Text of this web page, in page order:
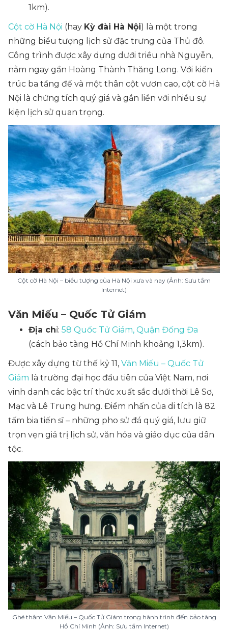
1km).
Cột cờ Hà Nội (hay Kỳ đài Hà Nội) là một trong
những biểu tượng lịch sử đặc trưng của Thủ đô.
Công trình được xây dựng dưới triều nhà Nguyễn,
nằm ngay gần Hoàng Thành Thăng Long. Với kiến
trúc ba tầng đế và một thân cột vươn cao, cột cờ Hà
Nội là chứng tích quý giá và gắn liền với nhiều sự
kiện lịch sử quan trọng.
Cột cờ Hà Nội – biểu tượng của Hà Nội xưa và nay (Ảnh: Sưu tầm
Internet)
Văn Miếu – Quốc Tử Giám
Địa chỉ: 58 Quốc Tử Giám, Quận Đống Đa
(cách bảo tàng Hồ Chí Minh khoảng 1,3km).
Được xây dựng từ thế kỷ 11, Văn Miếu – Quốc Tử
Giám là trường đại học đầu tiên của Việt Nam, nơi
vinh danh các bậc trí thức xuất sắc dưới thời Lê Sơ,
Mạc và Lê Trung hưng. Điểm nhấn của di tích là 82
tấm bia tiến sĩ – những pho sử đá quý giá, lưu giữ
trọn vẹn giá trị lịch sử, văn hóa và giáo dục của dân
tộc.
Ghé thăm Văn Miếu – Quốc Tử Giám trong hành trình đến bảo tàng
Hồ Chí Minh (Ảnh: Sưu tầm Internet)